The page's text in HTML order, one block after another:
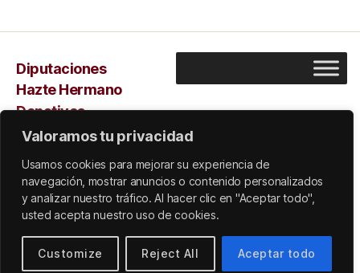
Valoramos tu privacidad
Usamos cookies para mejorar su experiencia de
navegación, mostrar anuncios o contenido personalizados
y analizar nuestro tráfico. Al hacer clic en "Aceptar todo",
usted acepta nuestro uso de cookies.
Customize Reject All Aceptar todo
Diputaciones
Hazte Hermano
Donativos
Capilla
© 2026 Subir